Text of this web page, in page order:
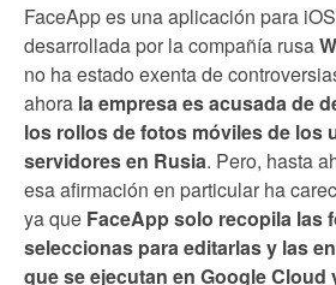
FaceApp es una aplicación para
desarrollada por la compañía rusa
no ha estado exenta de
ahora la empresa es acusada de
los rollos de fotos móviles de los
servidores en Rusia. Pero, hasta
esa afirmación en particular ha
ya que FaceApp solo recopila las
seleccionas para editarlas y las
que se ejecutan en Google Cloud